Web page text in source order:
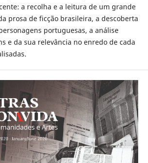
a recolha e a leitura de um grande
prosa de ficção brasileira, a descoberta
portuguesas, a análise
e da sua relevância no enredo de cada